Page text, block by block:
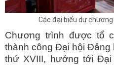
Các đại biểu dự
Chương trình được tổ
thành công Đại hội Đảng
thứ XVIII, hướng tới